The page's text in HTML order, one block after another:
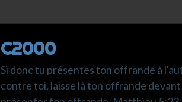
C2000
Si donc tu présentes ton offrande à
contre toi, laisse là ton offrande